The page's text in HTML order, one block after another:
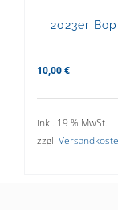
2023er
10,00 €
inkl. 19 % MwSt.
zzgl.